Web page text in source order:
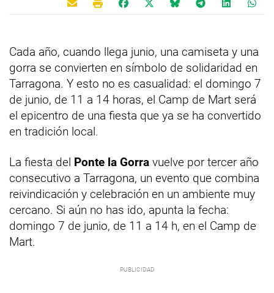
Cada año, cuando llega junio, una camiseta y una
gorra se convierten en símbolo de solidaridad en
Tarragona. Y esto no es casualidad: el domingo 7
de junio, de 11 a 14 horas, el Camp de Mart será
el epicentro de una fiesta que ya se ha convertido
en tradición local.
La fiesta del Ponte la Gorra vuelve por tercer año
consecutivo a Tarragona, un evento que combina
reivindicación y celebración en un ambiente muy
cercano. Si aún no has ido, apunta la fecha:
domingo 7 de junio, de 11 a 14 h, en el Camp de
Mart.